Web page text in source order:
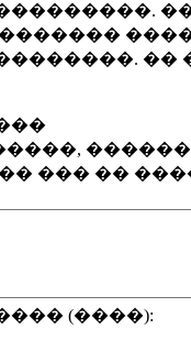
��
��� ��
(����):